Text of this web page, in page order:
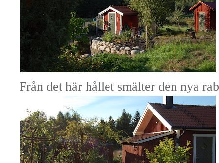
Från det här hållet smälter den nya